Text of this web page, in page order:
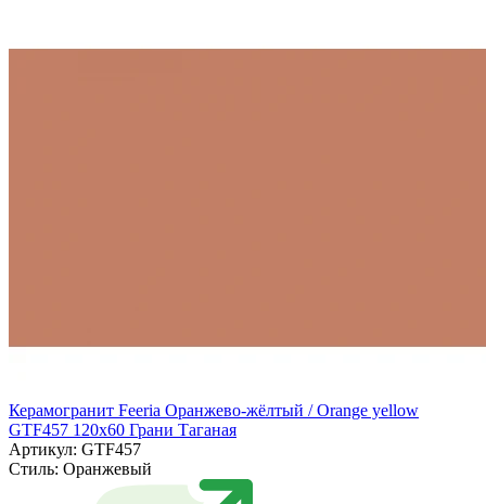
Керамогранит Feeria Оранжево‑жёлтый / Orange yellow
GTF457 120х60 Грани Таганая
Артикул: GTF457
Стиль: Оранжевый